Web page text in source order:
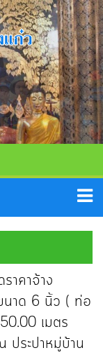
าคาจ้าง
นาด 6 นิ้ว ( ท่อ
เมตร
ระปาหมู่บ้าน